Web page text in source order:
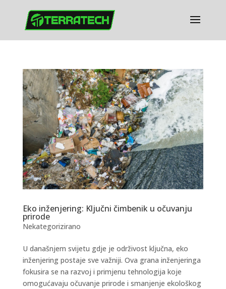
Eko inženjering: Ključni čimbenik u očuvanju
prirode
Nekategorizirano
U današnjem svijetu gdje je održivost ključna, eko
inženjering postaje sve važniji. Ova grana inženjeringa
fokusira se na razvoj i primjenu tehnologija koje
omogućavaju očuvanje prirode i smanjenje ekološkog